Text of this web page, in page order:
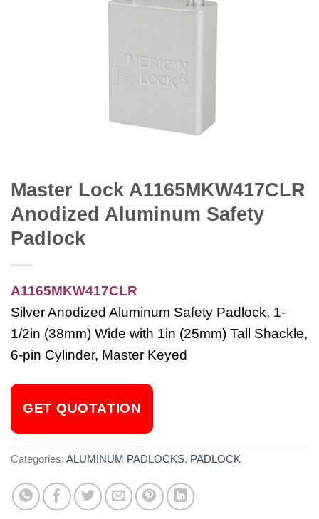
Master Lock A1165MKW417CLR
Anodized Aluminum Safety
Padlock
A1165MKW417CLR
Silver Anodized Aluminum Safety Padlock, 1-
1/2in (38mm) Wide with 1in (25mm) Tall Shackle,
6-pin Cylinder, Master Keyed
GET QUOTATION
Categories: ALUMINUM PADLOCKS, PADLOCK